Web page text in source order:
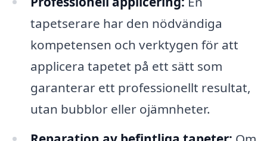
tapetserare har den nödvändiga
kompetensen och verktygen för att
applicera tapetet på ett sätt som
garanterar ett professionellt resultat,
utan bubblor eller ojämnheter.